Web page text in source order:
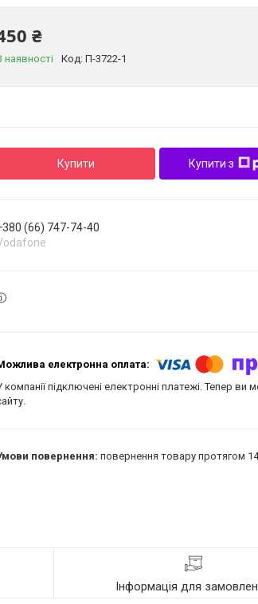
₴
наявності Код: П-3722-1
Купити Купити з
(66) 747-74-40
компанії підключені електронні платежі. Тепер
повернення товару протягом 14
Інформація для